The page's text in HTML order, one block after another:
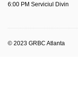
6:00 PM Serviciul Divin
© 2023 GRBC Atlanta